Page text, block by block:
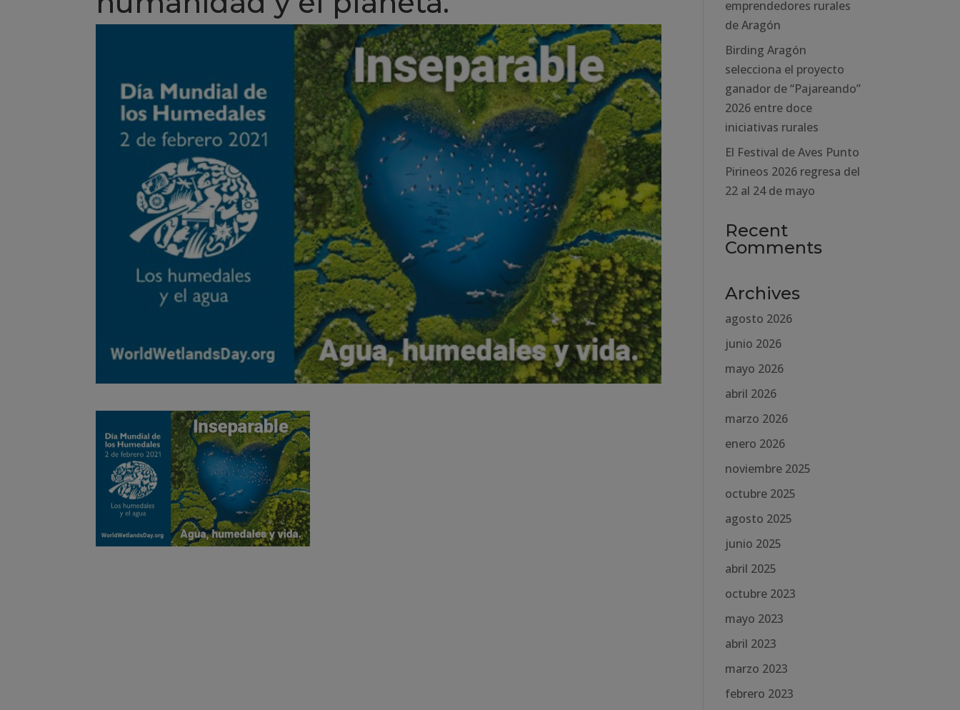
emprendedores rurales
de Aragón
Birding Aragón
selecciona el proyecto
ganador de “Pajareando”
2026 entre doce
iniciativas rurales
El Festival de Aves Punto
Pirineos 2026 regresa del
22 al 24 de mayo
Recent
Comments
Archives
agosto 2026
junio 2026
mayo 2026
abril 2026
marzo 2026
enero 2026
noviembre 2025
octubre 2025
agosto 2025
junio 2025
abril 2025
octubre 2023
mayo 2023
abril 2023
marzo 2023
febrero 2023